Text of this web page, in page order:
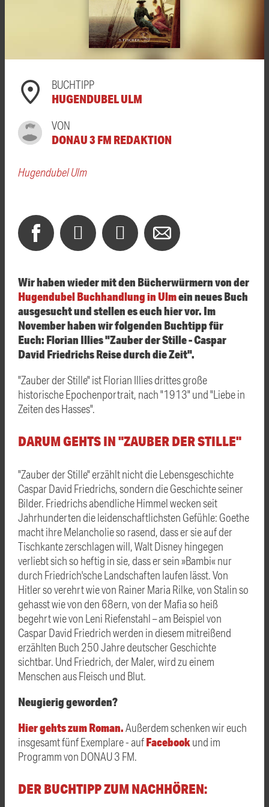
BUCHTIPP
HUGENDUBEL ULM
VON
DONAU 3 FM REDAKTION
Hugendubel Ulm
Wir haben wieder mit den Bücherwürmern von der
Hugendubel Buchhandlung in Ulmein neues Buch
ausgesucht und stellen es euch hier vor. Im
November haben wir folgenden Buchtipp für
Euch: Florian Illies "Zauber der Stille - Caspar
David Friedrichs Reise durch die Zeit".
"Zauber der Stille" ist Florian Illies drittes große
historische Epochenportrait, nach "1913" und "Liebe in
Zeiten des Hasses".
DARUM GEHTS IN "ZAUBER DER STILLE"
"Zauber der Stille" erzählt nicht die Lebensgeschichte
Caspar David Friedrichs, sondern die Geschichte seiner
Bilder. Friedrichs abendliche Himmel wecken seit
Jahrhunderten die leidenschaftlichsten Gefühle: Goethe
macht ihre Melancholie so rasend, dass er sie auf der
Tischkante zerschlagen will, Walt Disney hingegen
verliebt sich so heftig in sie, dass er sein »Bambi« nur
durch Friedrich'sche Landschaften laufen lässt. Von
Hitler so verehrt wie von Rainer Maria Rilke, von Stalin so
gehasst wie von den 68ern, von der Mafia so heiß
begehrt wie von Leni Riefenstahl – am Beispiel von
Caspar David Friedrich werden in diesem mitreißend
erzählten Buch 250 Jahre deutscher Geschichte
sichtbar. Und Friedrich, der Maler, wird zu einem
Menschen aus Fleisch und Blut.
Neugierig geworden?
Hier gehts zum Roman.Außerdem schenken wir euch
insgesamt fünf Exemplare - aufFacebookund im
Programm von DONAU 3 FM.
DER BUCHTIPP ZUM NACHHÖREN: